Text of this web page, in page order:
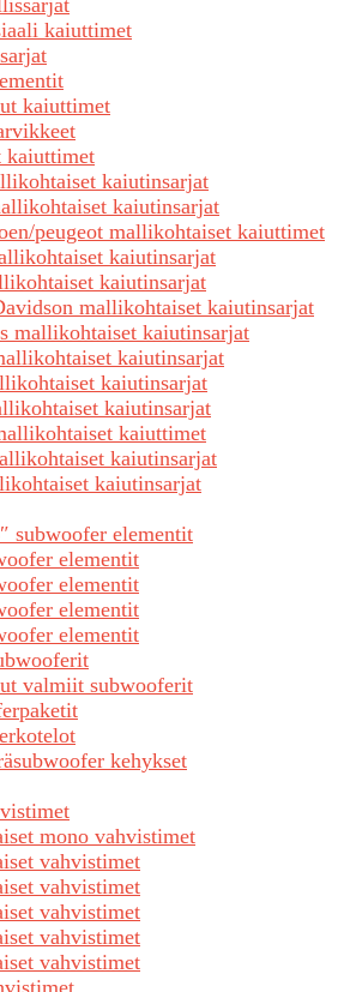
kaiuttimet
kaiuttimet
kaiuttimet
kaiutinsarjat
kaiutinsarjat
peugeot mallikohtaiset kaiuttimet
kaiutinsarjat
kaiutinsarjat
mallikohtaiset kaiutinsarjat
mallikohtaiset kaiutinsarjat
kaiutinsarjat
kaiutinsarjat
kaiutinsarjat
kaiuttimet
kaiutinsarjat
kaiutinsarjat
subwoofer elementit
elementit
elementit
elementit
elementit
valmiit subwooferit
kehykset
mono vahvistimet
vahvistimet
vahvistimet
vahvistimet
vahvistimet
vahvistimet